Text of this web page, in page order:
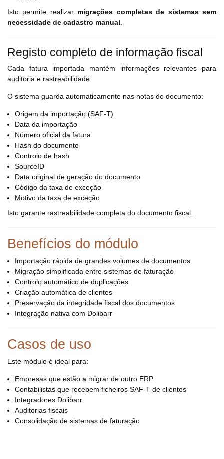
Isto permite realizar migrações completas de sistemas sem
necessidade de cadastro manual.
Registo completo de informação fiscal
Cada fatura importada mantém informações relevantes para
auditoria e rastreabilidade.
O sistema guarda automaticamente nas notas do documento:
Origem da importação (SAF-T)
Data da importação
Número oficial da fatura
Hash do documento
Controlo de hash
SourceID
Data original de geração do documento
Código da taxa de exceção
Motivo da taxa de exceção
Isto garante rastreabilidade completa do documento fiscal.
Benefícios do módulo
Importação rápida de grandes volumes de documentos
Migração simplificada entre sistemas de faturação
Controlo automático de duplicações
Criação automática de clientes
Preservação da integridade fiscal dos documentos
Integração nativa com Dolibarr
Casos de uso
Este módulo é ideal para:
Empresas que estão a migrar de outro ERP
Contabilistas que recebem ficheiros SAF-T de clientes
Integradores Dolibarr
Auditorias fiscais
Consolidação de sistemas de faturação